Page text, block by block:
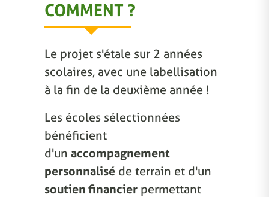
COMMENT ?
Le projet s'étale sur 2 années
scolaires, avec une labellisation
à la fin de la deuxième année !
Les écoles sélectionnées
bénéficient
d'un accompagnement
personnalisé de terrain et d'un
soutien financier permettant